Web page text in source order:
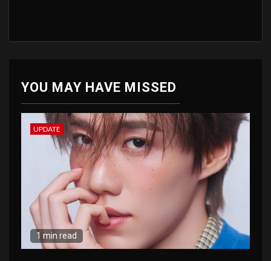
YOU MAY HAVE MISSED
UPDATE
1 min read